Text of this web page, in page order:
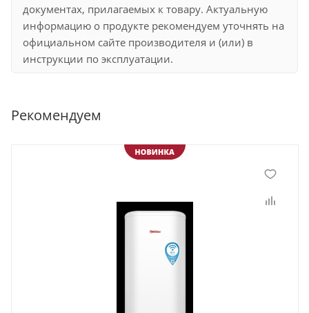
документах, прилагаемых к товару. Актуальную
информацию о продукте рекомендуем уточнять на
официальном сайте производителя и (или) в
инструкции по эксплуатации.
Рекомендуем